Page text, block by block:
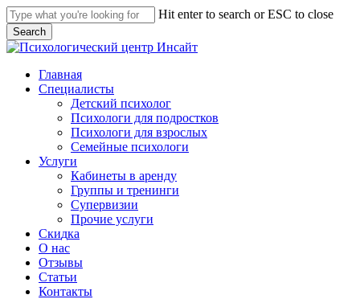
Skip
to
main
content
Hit enter to search or ESC to close
Search
Close
Menu
Главная
Специалисты
Детский психолог
Психологи для подростков
Психологи для взрослых
Семейные психологи
Услуги
Кабинеты в аренду
Группы и тренинги
Супервизии
Прочие услуги
Скидка
О нас
Отзывы
Статьи
Контакты